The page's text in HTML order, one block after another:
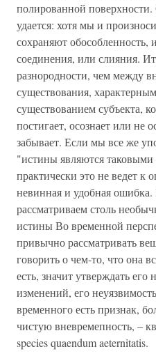
полированной
удается: хотя мы и
сохраняют обособленность,
соединения, или слияния.
разнородности, чем между
существования,
существованием субъекта,
постигает, осознает или не
забывает. Если мы все же
"истины являются таковыми
практически это не ведет к
невинная и удобная
рассматриваем столь
истины Во временной
привычно рассматривать
говорить о чем-то, что она
есть, значит утверждать
изменений, его
временного есть признак,
чистую вневремепность, –
species quaendum aeternitatis.